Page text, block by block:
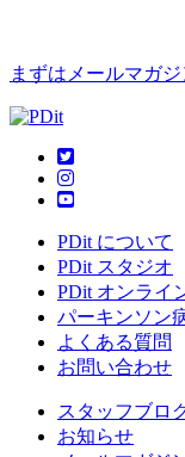
まずはメールマガ
PDit について
PDit スタジオ
PDit オンライ
パーキンソン
よくある質問
お問い合わせ
スタッフブロ
お知らせ